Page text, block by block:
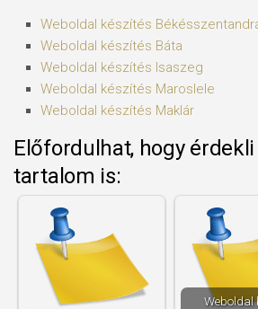
Weboldal készítés​
Weboldal készítés​ Báta
Weboldal készítés​ Isaszeg
Weboldal készítés​ Maroslele
Weboldal készítés​ Maklár
Előfordulhat, hogy
tartalom is:
Weboldal